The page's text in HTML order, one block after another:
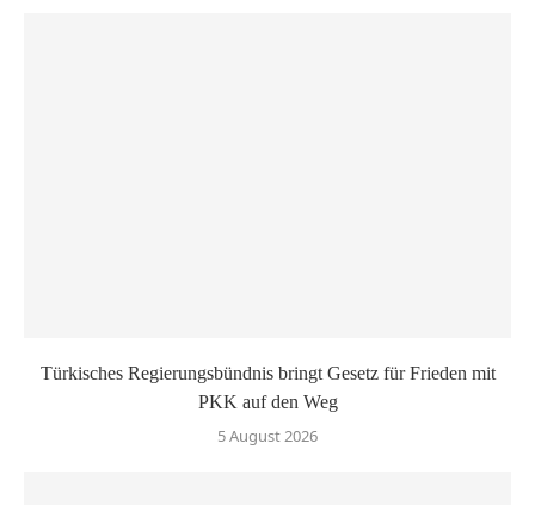
Türkisches Regierungsbündnis bringt Gesetz für Frieden mit
PKK auf den Weg
5 August 2026